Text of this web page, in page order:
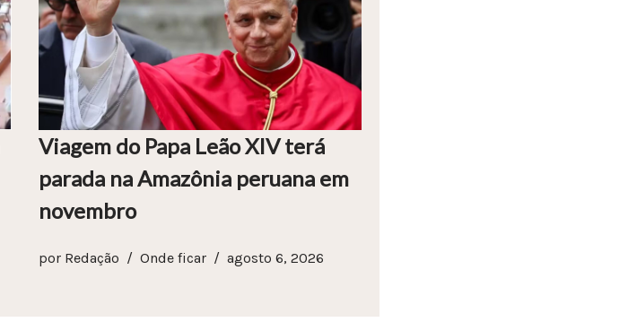
Viagem do Papa Leão XIV terá
parada na Amazônia peruana em
novembro
por Redação Onde ficar agosto 6, 2026